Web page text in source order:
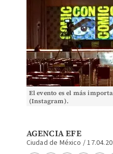
El evento es el más
(Instagram).
AGENCIA EFE
Ciudad de México /